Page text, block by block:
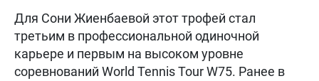
Для Сони Жиенбаевой этот трофей стал
третьим в профессиональной одиночной
карьере и первым на высоком уровне
соревнований World Tennis Tour W75. Ранее в